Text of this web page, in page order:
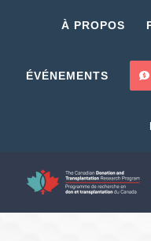
À PROPOS
ÉVÉNEMENTS